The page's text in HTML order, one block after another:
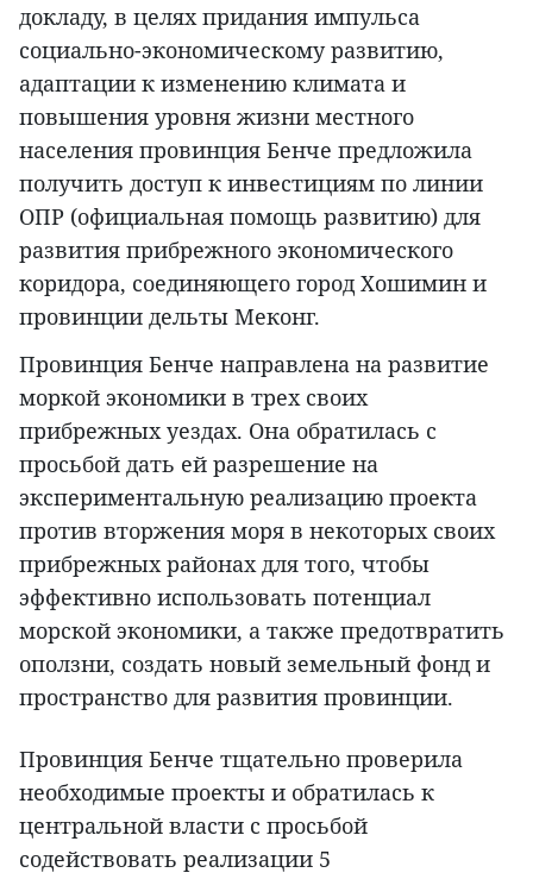
докладу, в целях придания импульса
социально-экономическому развитию,
адаптации к изменению климата и
повышения уровня жизни местного
населения провинция Бенче предложила
получить доступ к инвестициям по линии
ОПР (официальная помощь развитию) для
развития прибрежного экономического
коридора, соединяющего город Хошимин и
провинции дельты Меконг.
Провинция Бенче направлена на развитие
моркой экономики в трех своих
прибрежных уездах. Она обратилась с
просьбой дать ей разрешение на
экспериментальную реализацию проекта
против вторжения моря в некоторых своих
прибрежных районах для того, чтобы
эффективно использовать потенциал
морской экономики, а также предотвратить
оползни, создать новый земельный фонд и
пространство для развития провинции.
Провинция Бенче тщательно проверила
необходимые проекты и обратилась к
центральной власти с просьбой
содействовать реализации 5